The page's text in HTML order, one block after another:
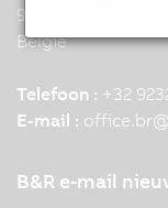
9820 Merelbeke
België
Telefoon : +32
E-mail : office.br@
B&R e-mail